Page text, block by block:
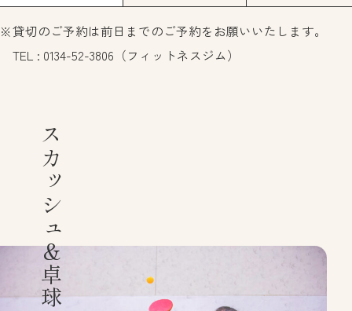
貸切のご予約は前日までのご予約をお願いいたします。
TEL : 0134-52-3806（フィットネスジム）
スカッシュ＆卓球